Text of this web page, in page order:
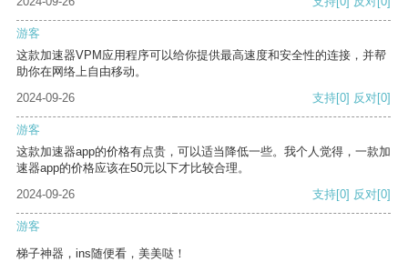
游客
这款加速器VPM应用程序可以给你提供最高速度和安全性的连接，并帮
助你在网络上自由移动。
2024-09-26
支持[0] 反对[0]
游客
这款加速器app的价格有点贵，可以适当降低一些。我个人觉得，一款加
速器app的价格应该在50元以下才比较合理。
2024-09-26
支持[0] 反对[0]
游客
梯子神器，ins随便看，美美哒！